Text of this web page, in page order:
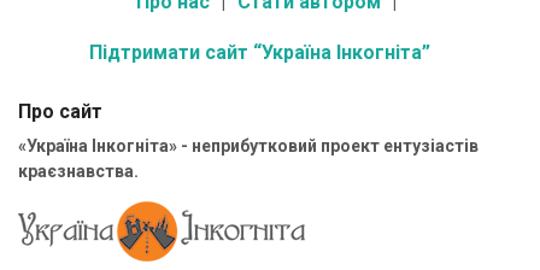
Підтримати сайт “Україна Інкогніта”
Про сайт
«Україна Інкогніта» - неприбутковий проект ентузіастів
краєзнавства.